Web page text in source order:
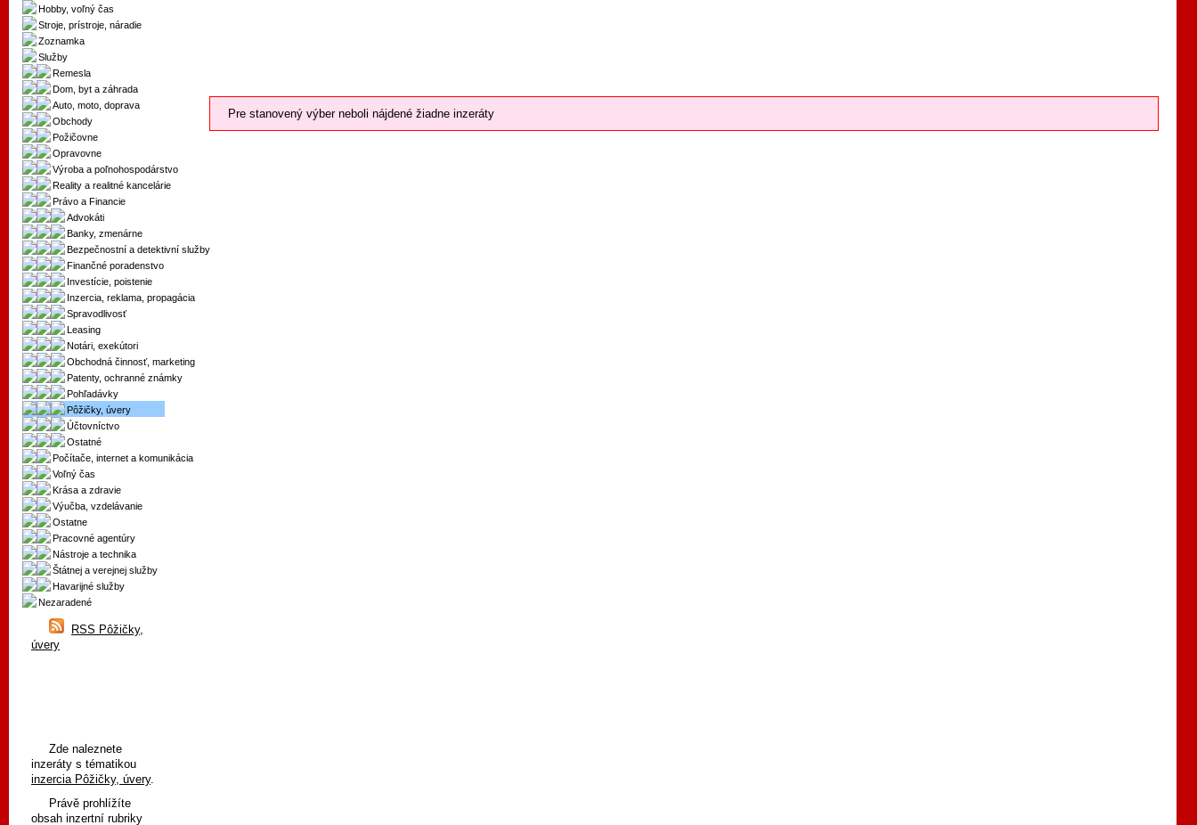
Hobby, voľný čas
Stroje, prístroje, náradie
Zoznamka
Služby
Remesla
Dom, byt a záhrada
Auto, moto, doprava
Obchody
Požičovne
Opravovne
Výroba a poľnohospodárstvo
Reality a realitné kancelárie
Právo a Financie
Advokáti
Banky, zmenárne
Bezpečnostní a detektivní služby
Finančné poradenstvo
Investície, poistenie
Inzercia, reklama, propagácia
Spravodlivosť
Leasing
Notári, exekútori
Obchodná činnosť, marketing
Patenty, ochranné známky
Pohľadávky
Pôžičky, úvery
Účtovníctvo
Ostatné
Počítače, internet a komunikácia
Voľný čas
Krása a zdravie
Výučba, vzdelávanie
Ostatne
Pracovné agentúry
Nástroje a technika
Štátnej a verejnej služby
Havarijné služby
Nezaradené
RSS Pôžičky,
úvery
Zde naleznete
inzeráty s tématikou
inzercia Pôžičky, úvery.
Právě prohlížíte
obsah inzertní rubriky
Pre stanovený výber neboli nájdené žiadne inzeráty